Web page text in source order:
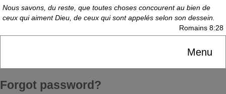
Nous savons, du reste, que toutes choses concourent au bien de
ceux qui aiment Dieu, de ceux qui sont appelés selon son dessein.
Romains 8:28
Menu
Forgot password?